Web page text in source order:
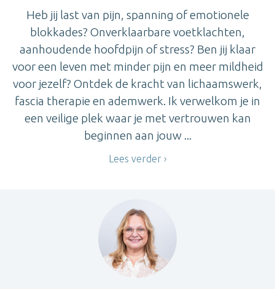
Heb jij last van pijn, spanning of emotionele
blokkades? Onverklaarbare voetklachten,
aanhoudende hoofdpijn of stress? Ben jij klaar
voor een leven met minder pijn en meer mildheid
voor jezelf? Ontdek de kracht van lichaamswerk,
fascia therapie en ademwerk. Ik verwelkom je in
een veilige plek waar je met vertrouwen kan
beginnen aan jouw ...
Lees verder